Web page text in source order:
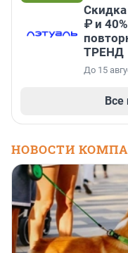
Скидка
₽ и
ТРЕНД
До 15
НОВОСТИ